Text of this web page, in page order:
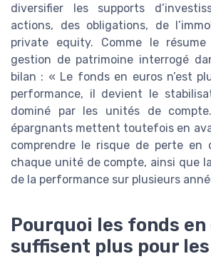
diversifier les supports
actions, des obligations, de
private equity. Comme le
gestion de patrimoine interrogé
bilan : « Le fonds en euros n’est
performance, il devient le
dominé par les unités de
épargnants mettent toutefois en
comprendre le risque de perte en
chaque unité de compte, ainsi que
de la performance sur plusieurs
Pourquoi les fonds en
suffisent plus pour les